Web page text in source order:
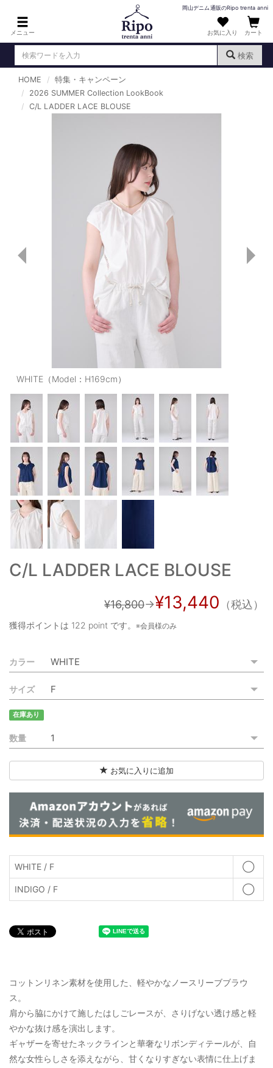
メニュー
岡山デニム通販のRipo trenta anni
お気に入り カート
検索
ログイン （新規会員登録）
T-SHIRT : Tシャツ
KNIT : ニット
SHIRT : シャツ
OUTERS : アウター
LADIES : レディース
DENIM : デニム
PANTS/SKIRT : パンツ・スカート
TOPS : トップス
OUTERS : アウター
OUTLET : アウトレット
MENS : メンズ
LADIES : レディース
新規会員登録
お買い物カゴ
HOME
特集・キャンペーン
2026 SUMMER Collection LookBook
C/L LADDER LACE BLOUSE
WHITE（Model：H169cm）
C/L LADDER LACE BLOUSE
¥16,800→¥13,440 （税込）
獲得ポイントは 122 point です。 ※会員様のみ
カラー
サイズ
在庫あり
数量
お気に入りに追加
WHITE / F ◯
INDIGO / F ◯
コットンリネン素材を使用した、軽やかなノースリーブブラウ
ス。
肩から脇にかけて施したはしごレースが、さりげない透け感と軽
やかな抜け感を演出します。
ギャザーを寄せたネックラインと華奢なリボンディテールが、自
然な女性らしさを添えながら、甘くなりすぎない表情に仕上げま